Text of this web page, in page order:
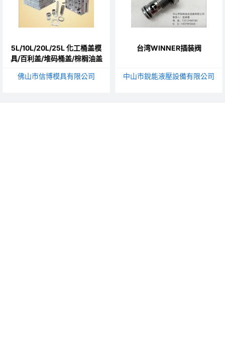
5L/10L/20L/25L 化工桶盖模
具/百利盖/堆码桶盖/棕榈油盖
佛山市信博模具有限公司
台湾WINNER插装阀
中山市銳能液壓設備有限公司